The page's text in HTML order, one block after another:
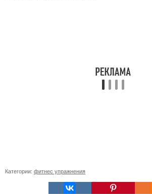
Категории: фитнес упражнения